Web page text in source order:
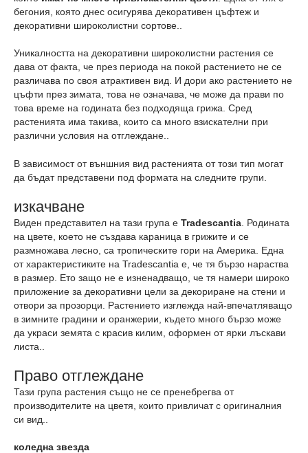
бегония, която днес осигурява декоративен цъфтеж и
декоративни широколистни сортове..
Уникалността на декоративни широколистни растения се
дава от факта, че през периода на покой растението не се
различава по своя атрактивен вид. И дори ако растението не
цъфти през зимата, това не означава, че може да прави по
това време на годината без подходяща грижа. Сред
растенията има такива, които са много взискателни при
различни условия на отглеждане..
В зависимост от външния вид растенията от този тип могат
да бъдат представени под формата на следните групи.
изкачване
Виден представител на тази група е Tradescantia . Родината
на цвете, което не създава караница в грижите и се
размножава лесно, са тропическите гори на Америка. Една
от характеристиките на Tradescantia е, че тя бързо нараства
в размер. Ето защо не е изненадващо, че тя намери широко
приложение за декоративни цели за декориране на стени и
отвори за прозорци. Растението изглежда най-впечатляващо
в зимните градини и оранжерии, където много бързо може
да украси земята с красив килим, оформен от ярки лъскави
листа..
Право отглеждане
Тази група растения също не се пренебрегва от
производителите на цветя, които привличат с оригиналния
си вид..
коледна звезда